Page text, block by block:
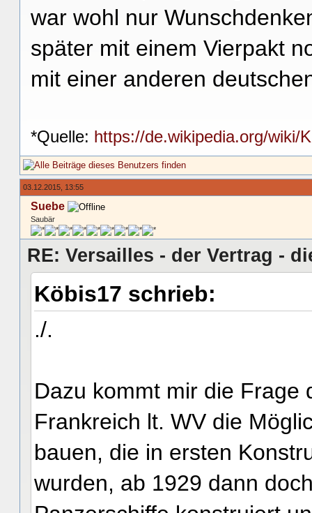
war wohl nur
später mit einem Vierpakt
mit einer anderen
*Quelle: https://de.wikipedia.org/wiki/
03.12.2015, 13:55
Suebe
Saubär
RE: Versailles - der Vertrag -
Köbis17 schrieb:
./.
Dazu kommt mir die Frage
Frankreich lt. WV die
bauen, die in ersten
wurden, ab 1929 dann